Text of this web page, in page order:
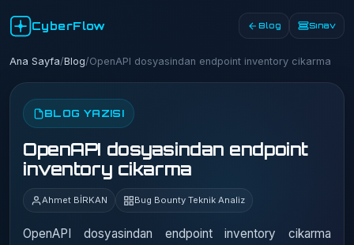
CyberFlow Blog Sınav
Ana Sayfa/Blog/OpenAPI dosyasindan endpoint inventory cikarma
BLOG YAZISI
OpenAPI dosyasindan endpoint
inventory cikarma
Ahmet BİRKAN Bug Bounty Teknik Analiz
OpenAPI dosyasindan endpoint inventory cikarma